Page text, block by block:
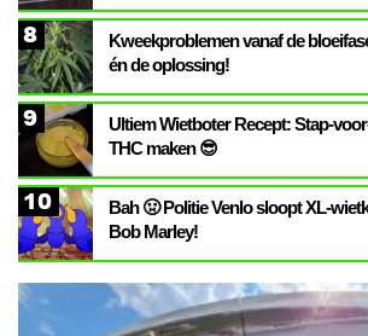
8
Kweekproblemen vanaf de
én de oplossing!
9
Ultiem Wietboter Recept: Stap-
THC maken 😎
10
Bah 🤢 Politie Venlo sloopt XL-
Bob Marley!